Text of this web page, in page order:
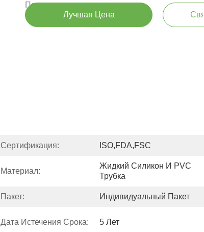
Поставкам:
Лучшая Цена
Сертификация: ISO,FDA,FSC
Материал:
Жидкий Силикон И PVC
Трубка
Пакет: Индивидуальный Пакет
Дата Истечения Срока: 5 Лет